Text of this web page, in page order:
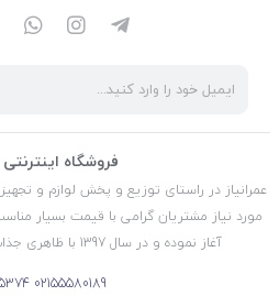
فروشگاه اینترنتی
عمرانیاز در راستای توزیع و پخش لوازم و
آغاز نموده و در سال 1397 با ظاهری جذاب و جدید ف
02155580189